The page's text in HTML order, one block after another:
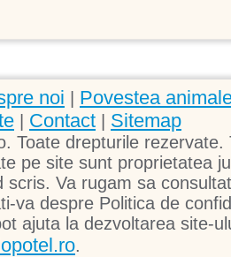
noi
Povestea
Contact Sitemap
Toate drepturile
pe site sunt proprietatea
scris. Va rugam sa
va despre Politica de
ajuta la dezvoltarea site-
.